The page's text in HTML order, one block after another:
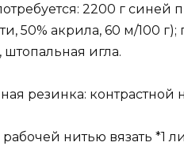
2200 г синей
50% акрила, 60 м/100
штопальная игла.
резинка: контрастной
рабочей нитью вязать *1